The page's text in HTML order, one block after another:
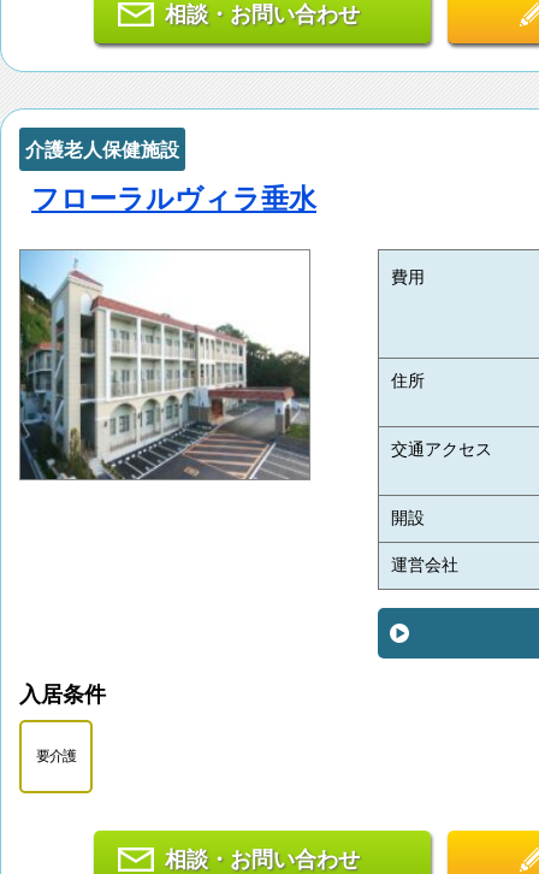
相談・お問い合わせ
介護老人保健施設
フローラルヴィラ垂水
費用
住所
交通アクセス
開設
運営会社
入居条件
要介護
相談・お問い合わせ